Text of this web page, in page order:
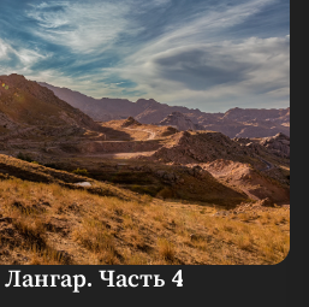
Часть 4